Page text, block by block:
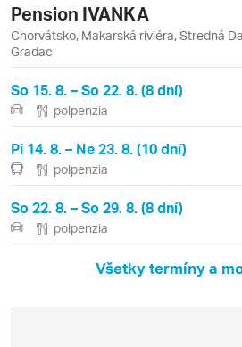
Pension IVANKA
Chorvátsko, Makarská riviéra, Stredná
Gradac
So 15. 8. – So 22. 8. (8 dní)
polpenzia
Pi 14. 8. – Ne 23. 8. (10 dní)
polpenzia
So 22. 8. – So 29. 8. (8 dní)
polpenzia
Všetky termíny a